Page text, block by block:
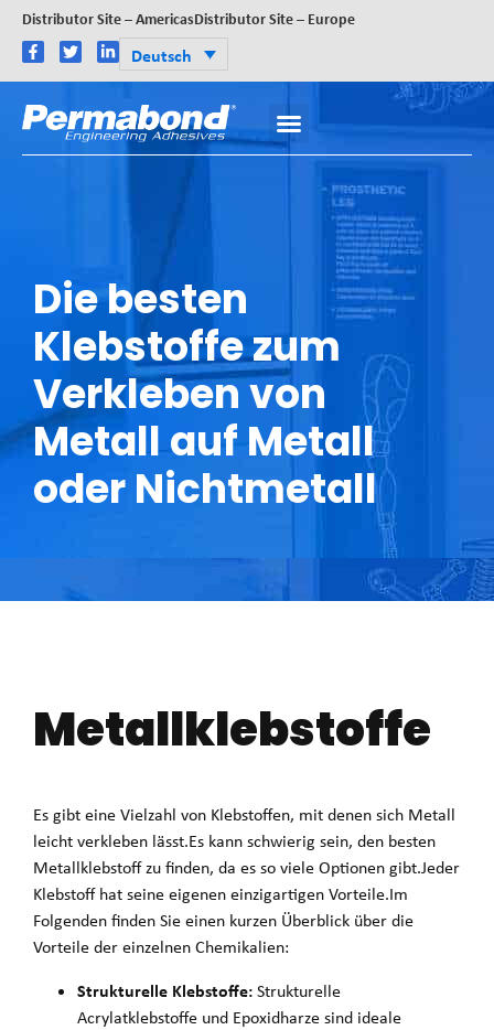
Distributor Site – AmericasDistributor Site – Europe
Deutsch
Die besten
Klebstoffe zum
Verkleben von
Metall auf Metall
oder Nichtmetall
Metallklebstoffe
Es gibt eine Vielzahl von Klebstoffen, mit denen sich Metall
leicht verkleben lässt.Es kann schwierig sein, den besten
Metallklebstoff zu finden, da es so viele Optionen gibt.Jeder
Klebstoff hat seine eigenen einzigartigen Vorteile.Im
Folgenden finden Sie einen kurzen Überblick über die
Vorteile der einzelnen Chemikalien:
Strukturelle Klebstoffe:Strukturelle
Acrylatklebstoffe und Epoxidharze sind ideale